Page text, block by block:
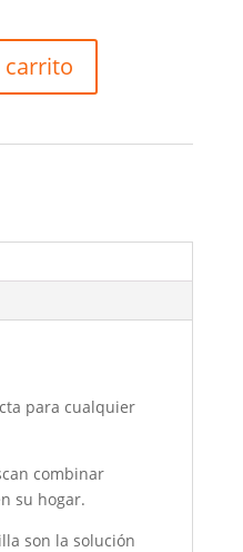
carrito
para cualquier
combinar
su hogar.
son la solución